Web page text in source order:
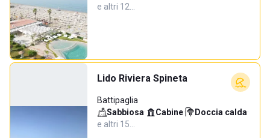
e altri 12…
Lido Riviera Spineta
Battipaglia
Sabbiosa· Cabine· Doccia calda·
e altri 15…